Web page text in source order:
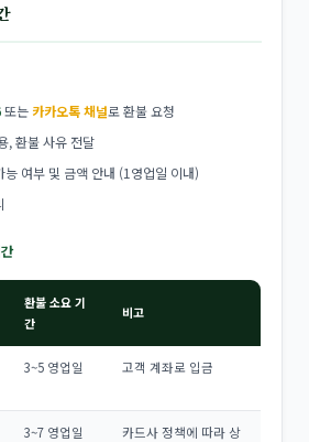
또는 카카오톡 채널로 환불 요청
, 환불 사유 전달
능 여부 및 금액 안내 (1영업일 이내)
환불 소요 기
간
비고
3~5 영업일 고객 계좌로 입금
3~7 영업일
카드사 정책에 따라 상